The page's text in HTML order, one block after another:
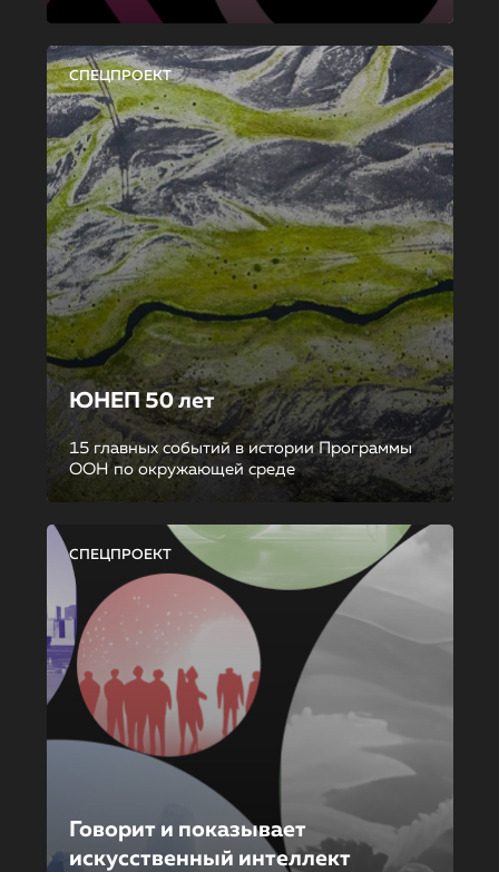
СПЕЦПРОЕКТ
ЮНЕП 50 лет
15 главных событий в истории Программы
ООН по окружающей среде
СПЕЦПРОЕКТ
Говорит и показывает
искусственный интеллект